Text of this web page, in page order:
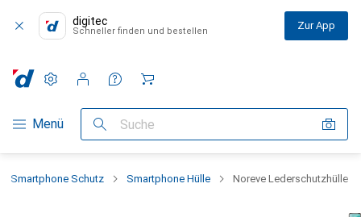
digitec
Schneller finden und bestellen Zur App
Navigation nach Kategorien
Menü Suche
Einstellungen
Kundenkonto
Vergleichslisten
Merklisten
Warenkorb
Smartphone Schutz Smartphone Hülle Noreve Lederschutzhülle